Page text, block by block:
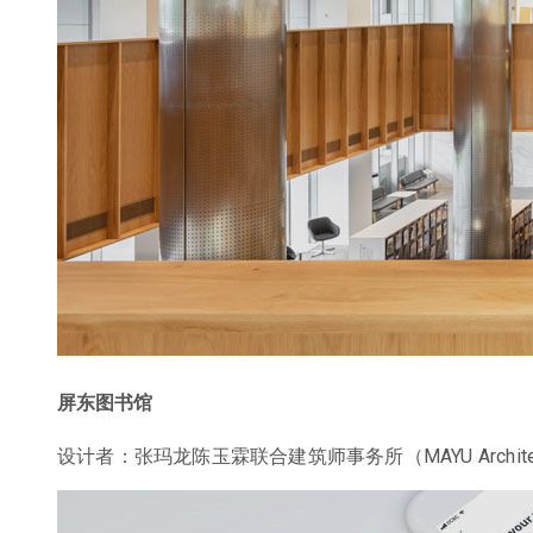
屏东图书馆
设计者：张玛龙陈玉霖联合建筑师事务所（MAYU